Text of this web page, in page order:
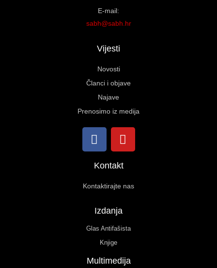
E-mail:
sabh@sabh.hr
Vijesti
Novosti
Članci i objave
Najave
Prenosimo iz medija
Kontakt
Kontaktirajte nas
Izdanja
Glas Antifašista
Knjige
Multimedija